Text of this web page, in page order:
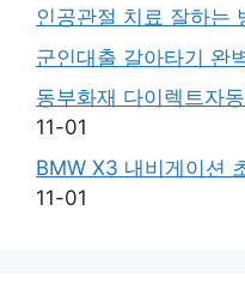
인공관절 치료 잘하는
군인대출 갈아타기 완
동부화재 다이렉트자
11-01
BMW X3 내비게이션
11-01